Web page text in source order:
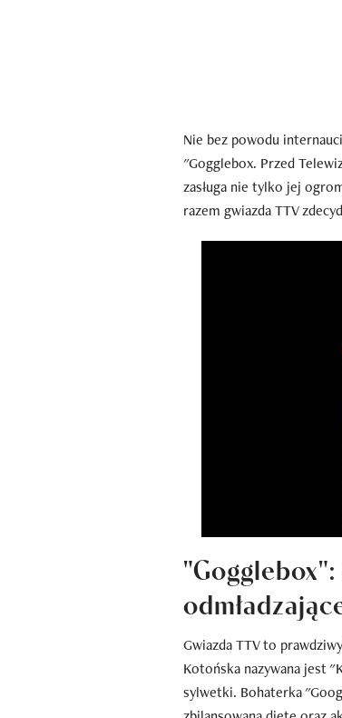
Nie bez powodu
"Gogglebox. Przed
zasługa nie tylko jej
razem gwiazda TTV
Gwiazda TTV to
Kotońska nazywana jest
sylwetki. Bohaterka